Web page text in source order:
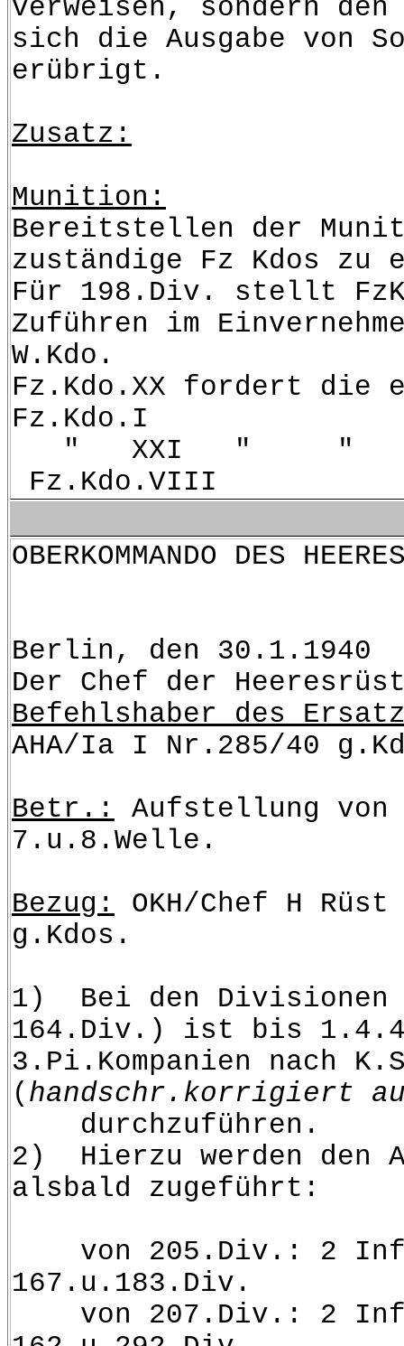
verweisen, sondern
sich die Ausgabe von
erübrigt.
Zusatz:
Munition:
Bereitstellen der
zuständige Fz Kdos zu
Für 198.Div. stellt
Zuführen im
W.Kdo.
Fz.Kdo.XX fordert die
Fz.Kdo.I
" XXI
Fz.Kdo.VIII
Berlin, den 30.1.1940
Der Chef der
Befehlshaber des
AHA/Ia I Nr.285/40
Betr.:
Aufstellung
7.u.8.Welle.
Bezug:
OKH/Chef H
g.Kdos.
1) Bei den Divisionen
164.Div.) ist bis
3.Pi.Kompanien nach
( handschr.korrigiert
durchzuführen.
2) Hierzu werden den
alsbald zugeführt:
von 205.Div.: 2
167.u.183.Div.
von 207.Div.: 2